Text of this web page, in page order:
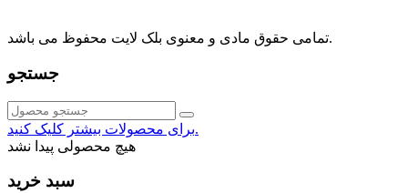
تمامی حقوق مادی و معنوی بلک لایت محفوظ می باشد.
جستجو
برای محصولات بیشتر کلیک کنید.
هیچ محصولی پیدا نشد
سبد خرید